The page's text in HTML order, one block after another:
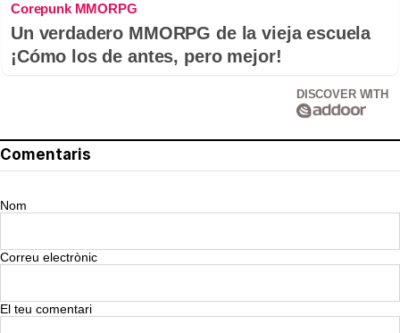
Corepunk MMORPG
Un verdadero MMORPG de la vieja escuela
¡Cómo los de antes, pero mejor!
DISCOVER WITH
Comentaris
Nom
Correu electrònic
El teu comentari